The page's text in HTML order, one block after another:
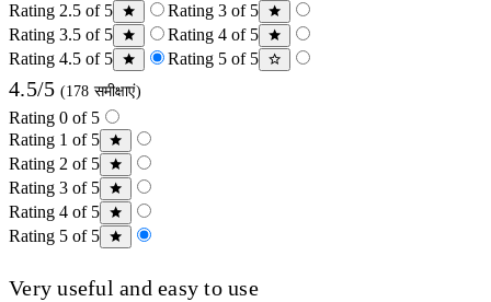
Rating 2.5 of 5
Rating 3 of 5
Rating 3.5 of 5
Rating 4 of 5
Rating 4.5 of 5
Rating 5 of 5
4.5/5 (178 समीक्षाएं)
Rating 0 of 5
Rating 1 of 5
Rating 2 of 5
Rating 3 of 5
Rating 4 of 5
Rating 5 of 5
Very useful and easy to use